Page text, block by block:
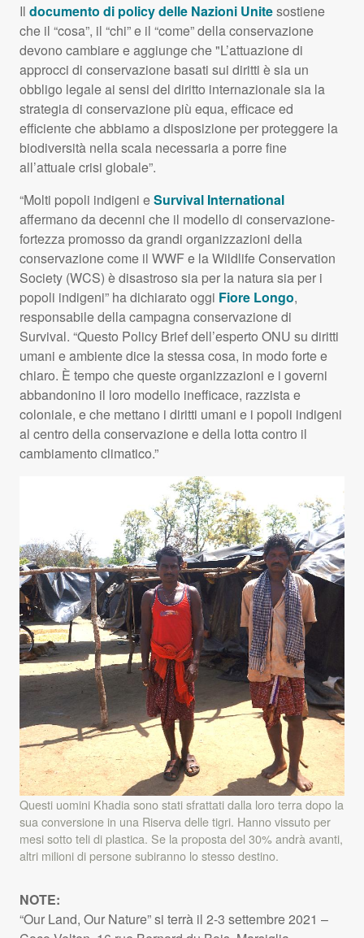
Il documento di policy delle Nazioni Unitesostiene
che il “cosa”, il “chi” e il “come” della conservazione
devono cambiare e aggiunge che "L’attuazione di
approcci di conservazione basati sui diritti è sia un
obbligo legale ai sensi del diritto internazionale sia la
strategia di conservazione più equa, efficace ed
efficiente che abbiamo a disposizione per proteggere la
biodiversità nella scala necessaria a porre fine
all’attuale crisi globale”.
“Molti popoli indigeni eSurvival International
affermano da decenni che il modello di conservazione-
fortezza promosso da grandi organizzazioni della
conservazione come il WWFe la Wildlife Conservation
Society (WCS) è disastroso sia per la natura sia per i
popoli indigeni” ha dichiarato oggi Fiore Longo,
responsabile della campagna conservazione di
Survival. “Questo Policy Brief dell’esperto ONU su diritti
umani e ambiente dice la stessa cosa, in modo forte e
chiaro. È tempo che queste organizzazioni e i governi
abbandonino il loro modello inefficace, razzista e
coloniale, e che mettano i diritti umani e i popoli indigeni
al centro della conservazione e della lotta contro il
cambiamento climatico.”
Questi uomini Khadia sono stati sfrattati dalla loro terra dopo la
sua conversione in una Riserva delle tigri. Hanno vissuto per
mesi sotto teli di plastica. Se la proposta del 30% andrà avanti,
altri milioni di persone subiranno lo stesso destino.
NOTE:
“Our Land, Our Nature” si terrà il 2-3 settembre 2021 –